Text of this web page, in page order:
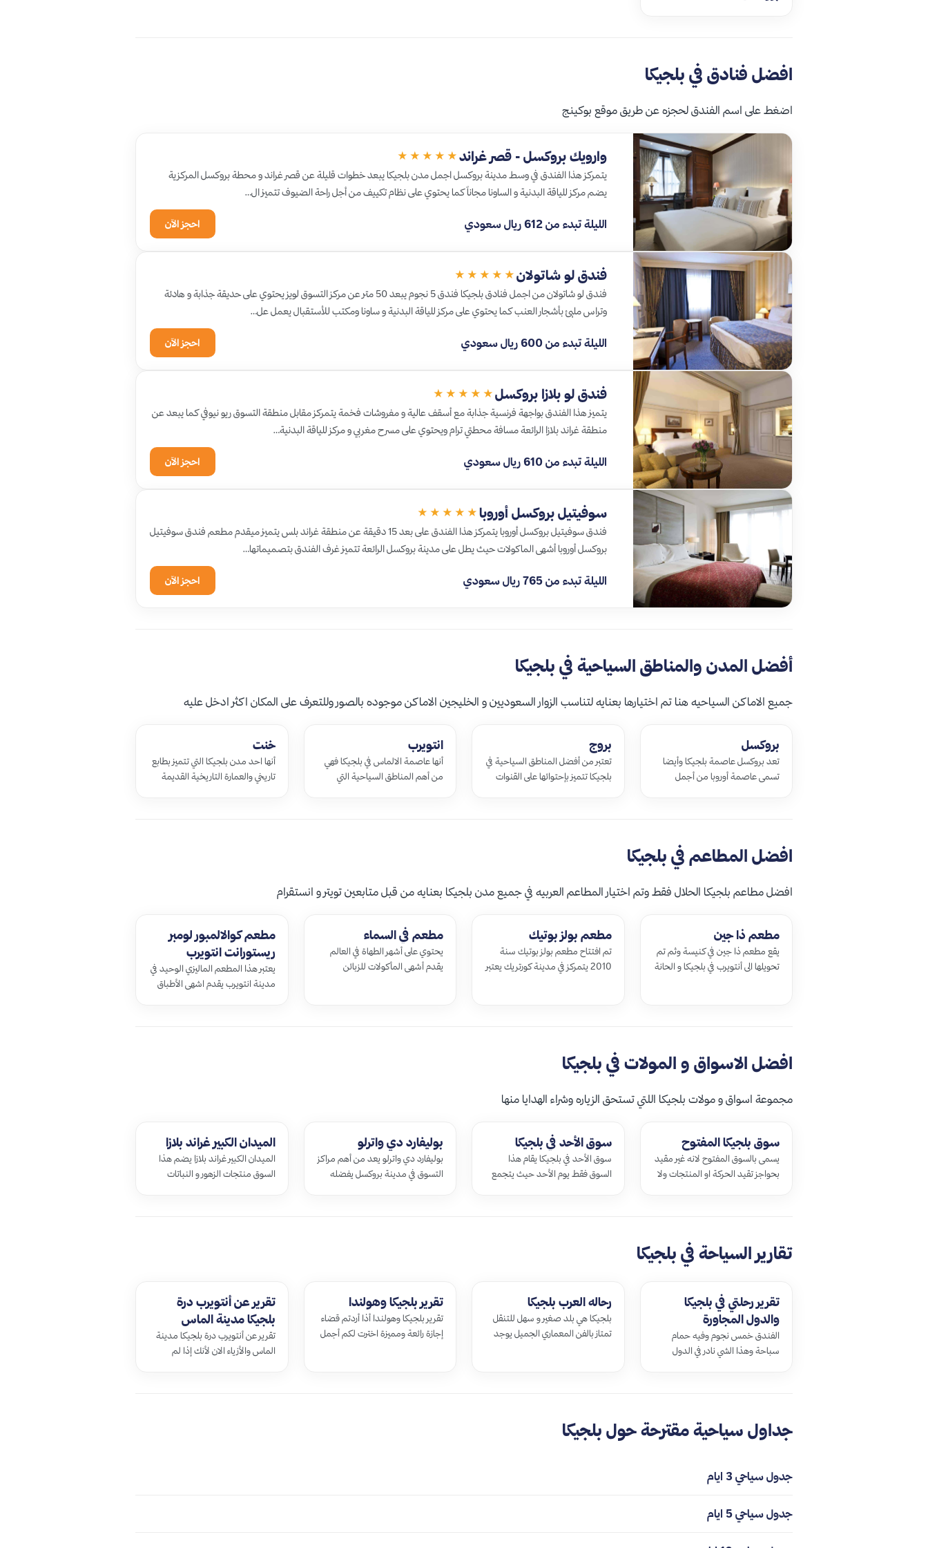
افضل فنادق في بلجيكا
اضغط على اسم الفندق لحجزه عن طريق موقع بوكينج
وارويك بروكسل - قصر غراند ★★★★★
يتمركز هذا الفندق في وسط مدينة بروكسل اجمل مدن بلجيكا يبعد خطوات قليلة عن قصر غراند و محطة بروكسل المركزية
يضم مركز للياقة البدنية و الساونا مجاناً كما يحتوي على نظام تكييف من أجل راحة الضيوف تتميز ال…
الليلة تبدء من 612 ريال سعودي احجز الآن
فندق لو شاتولان ★★★★★
فندق لو شاتولان من اجمل فنادق بلجيكا فندق 5 نجوم يبعد 50 متر عن مركز التسوق لويز يحتوي على حديقة جذابة و هادئة
وتراس مليئ بأشجار العنب كما يحتوي على مركز للياقة البدنية و ساونا ومكتب للأستقبال يعمل عل…
الليلة تبدء من 600 ريال سعودي احجز الآن
فندق لو بلازا بروكسل ★★★★★
يتميز هذا الفندق بواجهة فرنسية جذابة مع أسقف عالية و مفروشات فخمة يتمركز مقابل منطقة التسوق ريو نيوفي كما يبعد عن
منطقة غراند بلازا الرائعة مسافة محطتي ترام ويحتوي على مسرح مغربي و مركز للياقة البدنية…
الليلة تبدء من 610 ريال سعودي احجز الآن
سوفيتيل بروكسل أوروبا ★★★★★
فندق سوفيتيل بروكسل أوروبا يتمركز هذا الفندق على بعد 15 دقيقة عن منطقة غراند بلس يتميز ميقدم مطعم فندق سوفيتيل
بروكسل أوروبا أشهى الماكولات حيث يطل على مدينة بروكسل الرائعة تتميز غرف الفندق بتصميماتها…
الليلة تبدء من 765 ريال سعودي احجز الآن
أفضل المدن والمناطق السياحية في بلجيكا
جميع الاماكن السياحيه هنا تم اختيارها بعنايه لتناسب الزوار السعوديين و الخليجين الاماكن موجوده بالصور وللتعرف على المكان اكثر ادخل عليه
بروكسل
تعد بروكسل عاصمة بلجيكا وأيضا
تسمى عاصمة أوروبا من أجمل
بروج
تعتبر من أفضل المناطق السياحية في
بلجيكا تتميز بإحتوائها على القنوات
انتويرب
أنها عاصمة الالماس في بلجيكا فهي
من أهم المناطق السياحية التي
خنت
أنها احد مدن بلجيكا التي تتميز بطابع
تاريخي والعمارة التاريخية القديمة
افضل المطاعم في بلجيكا
افضل مطاعم بلجيكا الحلال فقط وتم اختيار المطاعم العربيه في جميع مدن بلجيكا بعنايه من قبل متابعين تويتر و انستقرام
مطعم ذا جين
يقع مطعم ذا جين في كنيسة وثم تم
تحويلها الى أنتويرب في بلجيكا و الحانة
مطعم بولز بوتيك
تم افتتاح مطعم بولز بوتيك سنة
2010 يتمركز في مدينة كورتريك يعتبر
مطعم في السماء
يحتوي على أشهر الطهاة في العالم
يقدم أشهى المأكولات للزبائن
مطعم كوالالمبور لومبر
ريستورانت انتويرب
بيلجيوم
يعتبر هذا المطعم الماليزي الوحيد في
مدينة انتويرب يقدم اشهى الأطباق
افضل الاسواق و المولات في بلجيكا
مجموعة اسواق و مولات بلجيكا اللتي تستحق الزياره وشراء الهدايا منها
سوق بلجيكا المفتوح
يسمى بالسوق المفتوح لانه غير مقيد
بحواجز تقيد الحركة او المنتجات ولا
سوق الأحد في بلجيكا
سوق الأحد في بلجيكا يقام هذا
السوق فقط يوم الأحد حيث يتجمع
بوليفارد دي واترلو
بوليفارد دي واترلو يعد من أهم مراكز
التسوق في مدينة بروكسل يفضله
الميدان الكبير غراند بلازا
الميدان الكبير غراند بلازا يضم هذا
السوق منتجات الزهور و النباتات
تقارير السياحة في بلجيكا
تقرير رحلتي في بلجيكا
والدول المجاورة
الفندق خمس نجوم وفيه حمام
سباحة وهذا الشي نادر في الدول
رحاله العرب بلجيكا
بلجيكا هي بلد صغير و سهل للتنقل
تمتاز بالفن المعماري الجميل يوجد
تقرير بلجيكا وهولندا
تقرير بلجيكا وهولندا أذا أردتم قضاء
إجازة رائعة ومميزة اخترت لكم أجمل
تقرير عن أنتويرب درة
بلجيكا مدينة الماس
والأزياء
تقرير عن أنتويرب درة بلجيكا مدينة
الماس والأزياء الان لأنك إذا لم
جداول سياحية مقترحة حول بلجيكا
جدول سياحي 3 ايام
جدول سياحي 5 ايام